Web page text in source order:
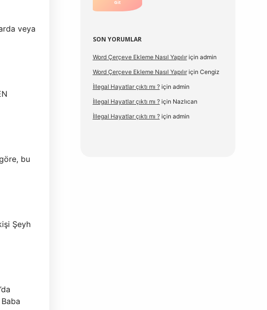
veya
bu
Şeyh
SON YORUMLAR
Word Çerçeve Ekleme Nasıl Yapılıriçin admin
Word Çerçeve Ekleme Nasıl Yapılıriçin Cengiz
İllegal Hayatlar çıktı mı ?için admin
İllegal Hayatlar çıktı mı ?için Nazlıcan
İllegal Hayatlar çıktı mı ?için admin